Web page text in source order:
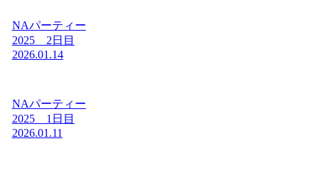
NAパーティー
2025 2日目
2026.01.14
NAパーティー
2025 1日目
2026.01.11